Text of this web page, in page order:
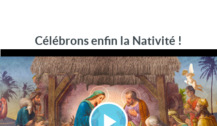
Célébrons enfin la Nativité !